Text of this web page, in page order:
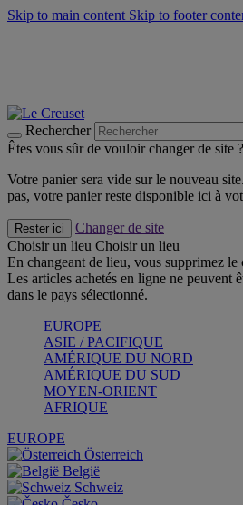
Skip to main content Skip to footer
Rechercher
Êtes vous sûr de vouloir changer de site ?
Votre panier sera vide sur le nouveau
pas, votre panier reste disponible ici à
Rester ici
Changer de site
Choisir un lieu Choisir un lieu
En changeant de lieu, vous supprimez le
Les articles achetés en ligne ne peuvent
dans le pays sélectionné.
EUROPE
ASIE / PACIFIQUE
AMÉRIQUE DU NORD
AMÉRIQUE DU SUD
MOYEN-ORIENT
AFRIQUE
EUROPE
Österreich
België
Schweiz